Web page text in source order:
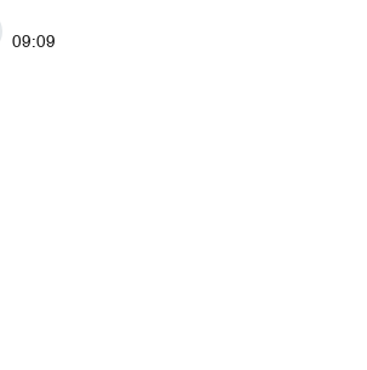
09:09